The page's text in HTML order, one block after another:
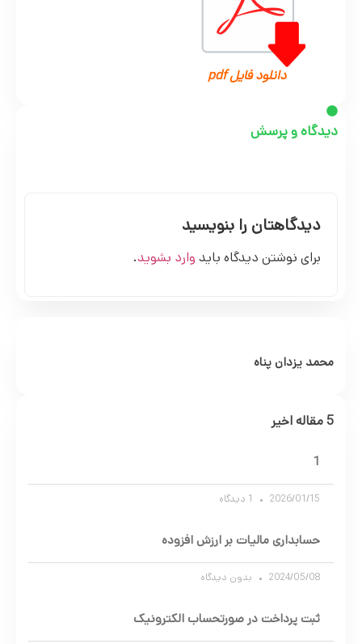
دانلود فایل pdf
دیدگاه و پرسش
دیدگاهتان را بنویسید
برای نوشتن دیدگاه باید وارد بشوید.
محمد یزدان پناه
5 مقاله اخیر
1
2026/01/15
حسابداری مالیات بر ارزش افزوده
2024/05/08 بدون دیدگاه
ثبت پرداخت در صورتحساب الکترونیک